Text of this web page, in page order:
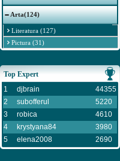
Arta(124)
Literatura (127)
Pictura (31)
Top Expert
1
djbrain
44355
2
subofferul
5220
3
robica
4610
4
krystyana84
3980
5
elena2008 2690